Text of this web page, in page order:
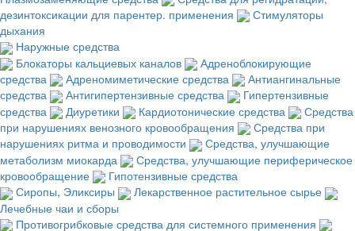
дезинтоксикации для парентер. применения
Стимуляторы
дыхания
Наружные средства
Блокаторы кальциевых каналов
Адреноблокирующие
средства
Адреномиметические средства
Антиангинальные
средства
Антигипертензивные средства
Гипертензивные
средства
Диуретики Кардиотонические средства
Средства
при нарушениях венозного кровообращения
Средства при
нарушениях ритма и проводимости
Средства, улучшающие
метаболизм миокарда
Средства, улучшающие периферическое
кровообращение
Гипотензивные средства
Сиропы, Эликсиры
Лекарственное растительное сырье
Лечебные чаи и сборы
Противогрибковые средства для системного применения